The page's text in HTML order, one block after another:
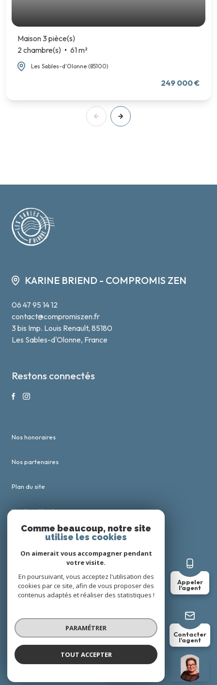
Karine BRIEND
Appeler
l'agent
Contacter
l'agent
Maison 3 pièce(s)
2 chambre(s)
61 m²
Les Sables-d'Olonne (85100)
249 000 €
KARINE BRIEND - COMPROMIS ZEN
06 47 95 14 12
contact@compromiszen.fr
3 bis Imp. Louis Renault, 85180
Les Sables-d'Olonne, France
Restons connectés
Nos honoraires
Nos partenaires
Plan du site
Mentions légales
Cookies
© 2026 | Tous droits réservés
Réalisé par
Comme beaucoup, notre site
utilise les cookies
On aimerait vous accompagner pendant
votre visite.
En poursuivant, vous acceptez l'utilisation des
cookies par ce site, afin de vous proposer des
contenus adaptés et réaliser des statistiques !
PARAMÉTRER
TOUT ACCEPTER